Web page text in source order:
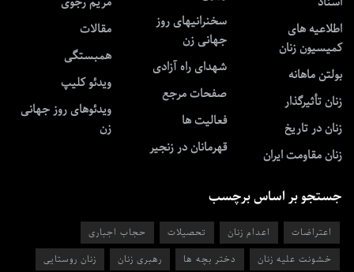
اطلاعیه های
کمیسیون زنان
بولتن ماهانه
زنان تأثیرگذار
زنان در تاریخ
زنان مقاومت ایران
سخنرانیهای روز
جهانی زن
شهدای راه آزادی
صفحات مرجع
فعالیت ها
قهرمانان در زنجیر
مقالات
همبستگی
ویدئو کلیپ
ویدئوهای روز جهانی
زن
جستجو بر اساس برچسب
اعتراضات اعدام زنان تحصیلات
حجاب اجباری
خشونت علیه زنان
دختر بچه ها رهبری زنان زنان روستایی